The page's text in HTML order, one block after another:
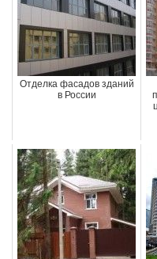
Отделка фасадов зданий
в России